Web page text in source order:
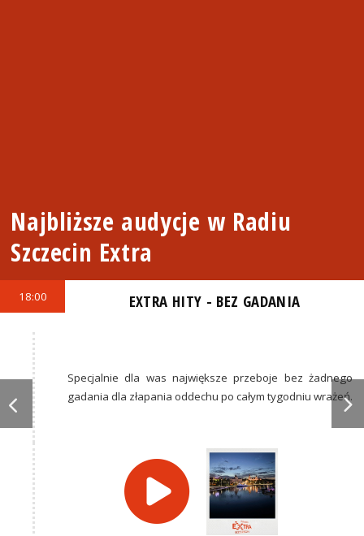
Najbliższe audycje w Radiu
Szczecin Extra
18:00 EXTRA HITY - BEZ GADANIA
Specjalnie dla was największe przeboje bez żadnego
gadania dla złapania oddechu po całym tygodniu wrażeń.